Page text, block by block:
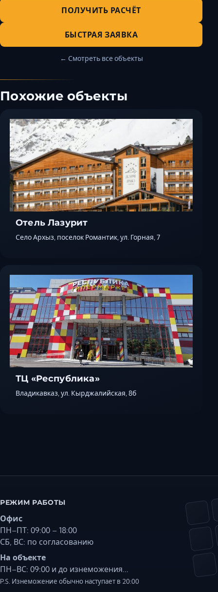
ПОЛУЧИТЬ РАСЧЁТ
БЫСТРАЯ ЗАЯВКА
← Смотреть все объекты
Похожие объекты
Отель Лазурит
Село Архыз, поселок Романтик, ул. Горная, 7
ТЦ «Республика»
Владикавказ, ул. Кырджалийская, 8б
РЕЖИМ РАБОТЫ
Офис
ПН–ПТ: 09:00 – 18:00
СБ, ВС: по согласованию
На объекте
ПН–ВС: 09:00 и до изнеможения...
P.S. Изнеможение обычно наступает в 20:00